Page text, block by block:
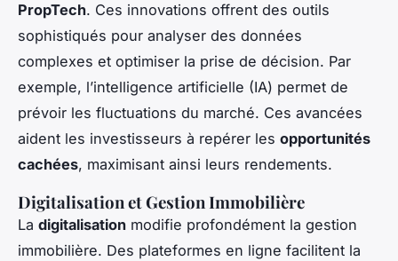
PropTech. Ces innovations offrent des outils
sophistiqués pour analyser des données
complexes et optimiser la prise de décision. Par
exemple, l’intelligence artificielle (IA) permet de
prévoir les fluctuations du marché. Ces avancées
aident les investisseurs à repérer les opportunités
cachées, maximisant ainsi leurs rendements.
Digitalisation et Gestion Immobilière
La digitalisation modifie profondément la gestion
immobilière. Des plateformes en ligne facilitent la